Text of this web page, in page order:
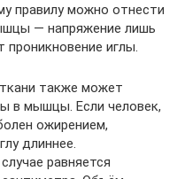
правилу можно отнести
— напряжение лишь
проникновение иглы.
также может
в мышцы. Если человек,
ожирением,
длиннее.
равняется